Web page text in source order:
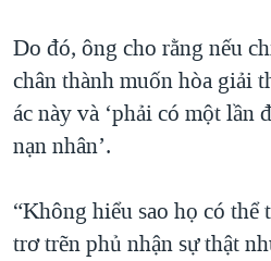
Do đó, ông cho rằng nếu
chân thành muốn hòa giải
ác này và ‘phải có một lần
nạn nhân’.
“Không hiểu sao họ có thể
trơ trẽn phủ nhận sự thật